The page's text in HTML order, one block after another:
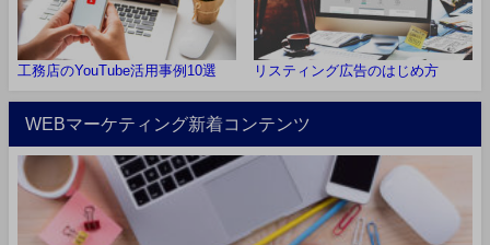
工務店のYouTube活用事例10選 リスティング広告のはじめ方
WEBマーケティング新着コンテンツ